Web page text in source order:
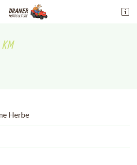

leclerc de
Herbe